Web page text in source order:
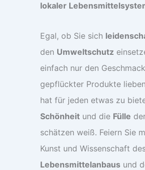
lokaler
Egal, ob Sie sich
den Umweltschutz
einfach nur den
gepflückter Produkte
hat für jeden etwas zu
Schönheit und die Fülle
schätzen weiß. Feiern Sie
Kunst und Wissenschaft
Lebensmittelanbaus und